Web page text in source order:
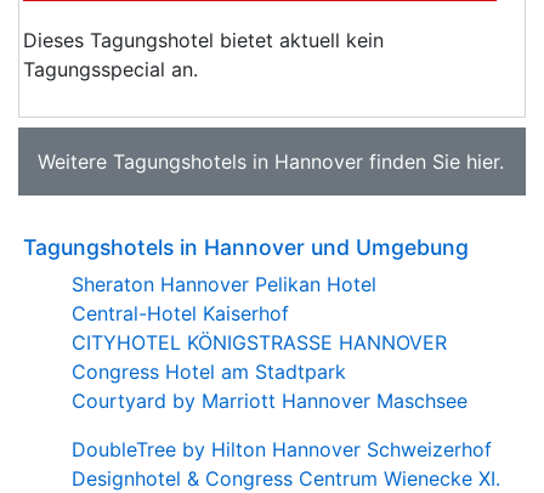
Dieses Tagungshotel bietet aktuell kein
Tagungsspecial an.
Weitere Tagungshotels in Hannover finden Sie hier.
Tagungshotels in Hannover und Umgebung
Sheraton Hannover Pelikan Hotel
Central-Hotel Kaiserhof
CITYHOTEL KÖNIGSTRASSE HANNOVER
Congress Hotel am Stadtpark
Courtyard by Marriott Hannover Maschsee
DoubleTree by Hilton Hannover Schweizerhof
Designhotel & Congress Centrum Wienecke XI.